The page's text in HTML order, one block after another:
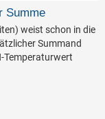
Summe
weist schon in die
Summand
Temperaturwert